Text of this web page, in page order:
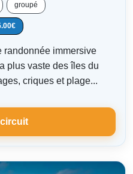
groupé
randonnée immersive
plus vaste des îles du
criques et plage...